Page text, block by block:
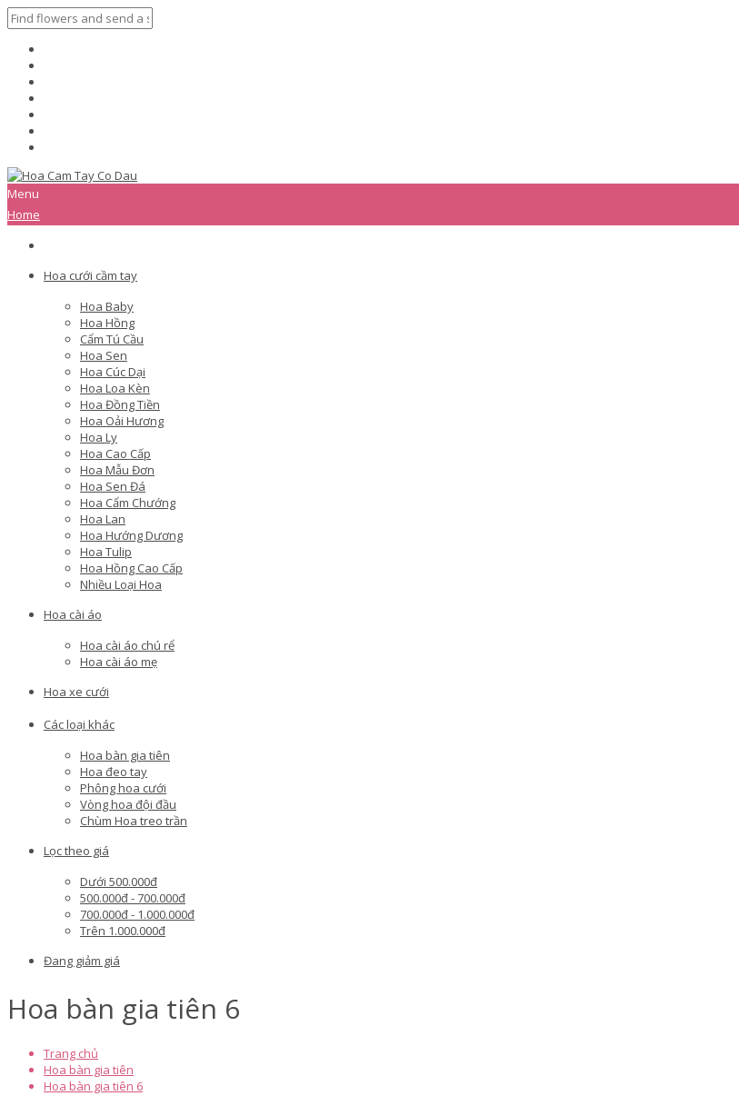
Menu
Home
Hoa cưới cầm tay
Hoa Baby
Hoa Hồng
Cẩm Tú Cầu
Hoa Sen
Hoa Cúc Dại
Hoa Loa Kèn
Hoa Đồng Tiền
Hoa Oải Hương
Hoa Ly
Hoa Cao Cấp
Hoa Mẫu Đơn
Hoa Sen Đá
Hoa Cẩm Chướng
Hoa Lan
Hoa Hướng Dương
Hoa Tulip
Hoa Hồng Cao Cấp
Nhiều Loại Hoa
Hoa cài áo
Hoa cài áo chú rể
Hoa cài áo mẹ
Hoa xe cưới
Các loại khác
Hoa bàn gia tiên
Hoa đeo tay
Phông hoa cưới
Vòng hoa đội đầu
Chùm Hoa treo trần
Lọc theo giá
Dưới 500.000đ
500.000đ - 700.000đ
700.000đ - 1.000.000đ
Trên 1.000.000đ
Đang giảm giá
Hoa bàn gia tiên 6
Trang chủ
Hoa bàn gia tiên
Hoa bàn gia tiên 6